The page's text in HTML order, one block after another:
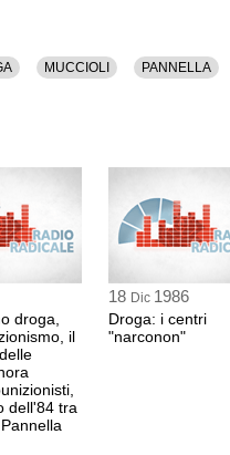
MUCCIOLI PANNELLA
droga,
il
dell'84 tra
18 Dic 1986
Droga: i centri
"narconon"